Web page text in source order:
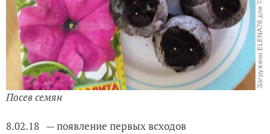
Посев семян
8.02.18 — появление первых всходов